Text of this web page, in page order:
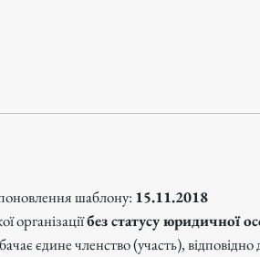
шаблону: 15.11.2018
організаціїбез статусу юридичної
єдине членство (участь), відповідно